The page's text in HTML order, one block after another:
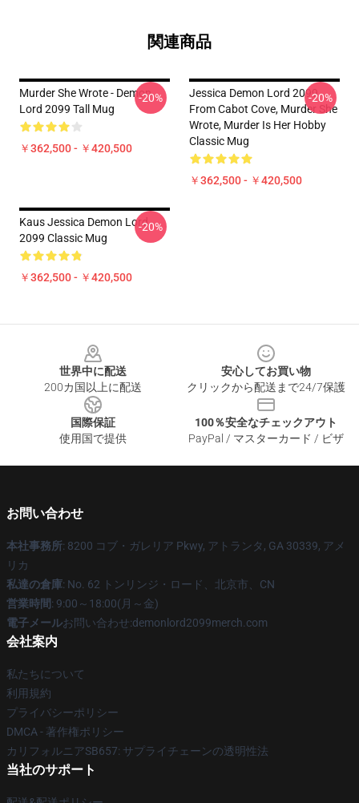
関連商品
Murder She Wrote - Demon
Lord 2099 Tall Mug
￥362,500 - ￥420,500
-20%
Jessica Demon Lord 2099
From Cabot Cove, Murder She
Wrote, Murder Is Her Hobby
Classic Mug
￥362,500 - ￥420,500
-20%
Kaus Jessica Demon Lord
2099 Classic Mug
￥362,500 - ￥420,500
-20%
世界中に配送
200カ国以上に配送
安心してお買い物
クリックから配送まで24/7保護
国際保証
使用国で提供
100％安全なチェックアウト
PayPal / マスターカード / ビザ
お問い合わせ
本社事務所: 8200 コブ・ガレリア Pkwy, アトランタ, GA 30339, アメ
リカ
私達の倉庫: No. 62 トンリンジ・ロード、北京市、CN
営業時間: 9:00～18:00(月～金)
電子メールお問い合わせ:demonlord2099merch.com
会社案内
私たちについて
利用規約
プライバシーポリシー
DMCA - 著作権ポリシー
カリフォルニアSB657: サプライチェーンの透明性法
当社のサポート